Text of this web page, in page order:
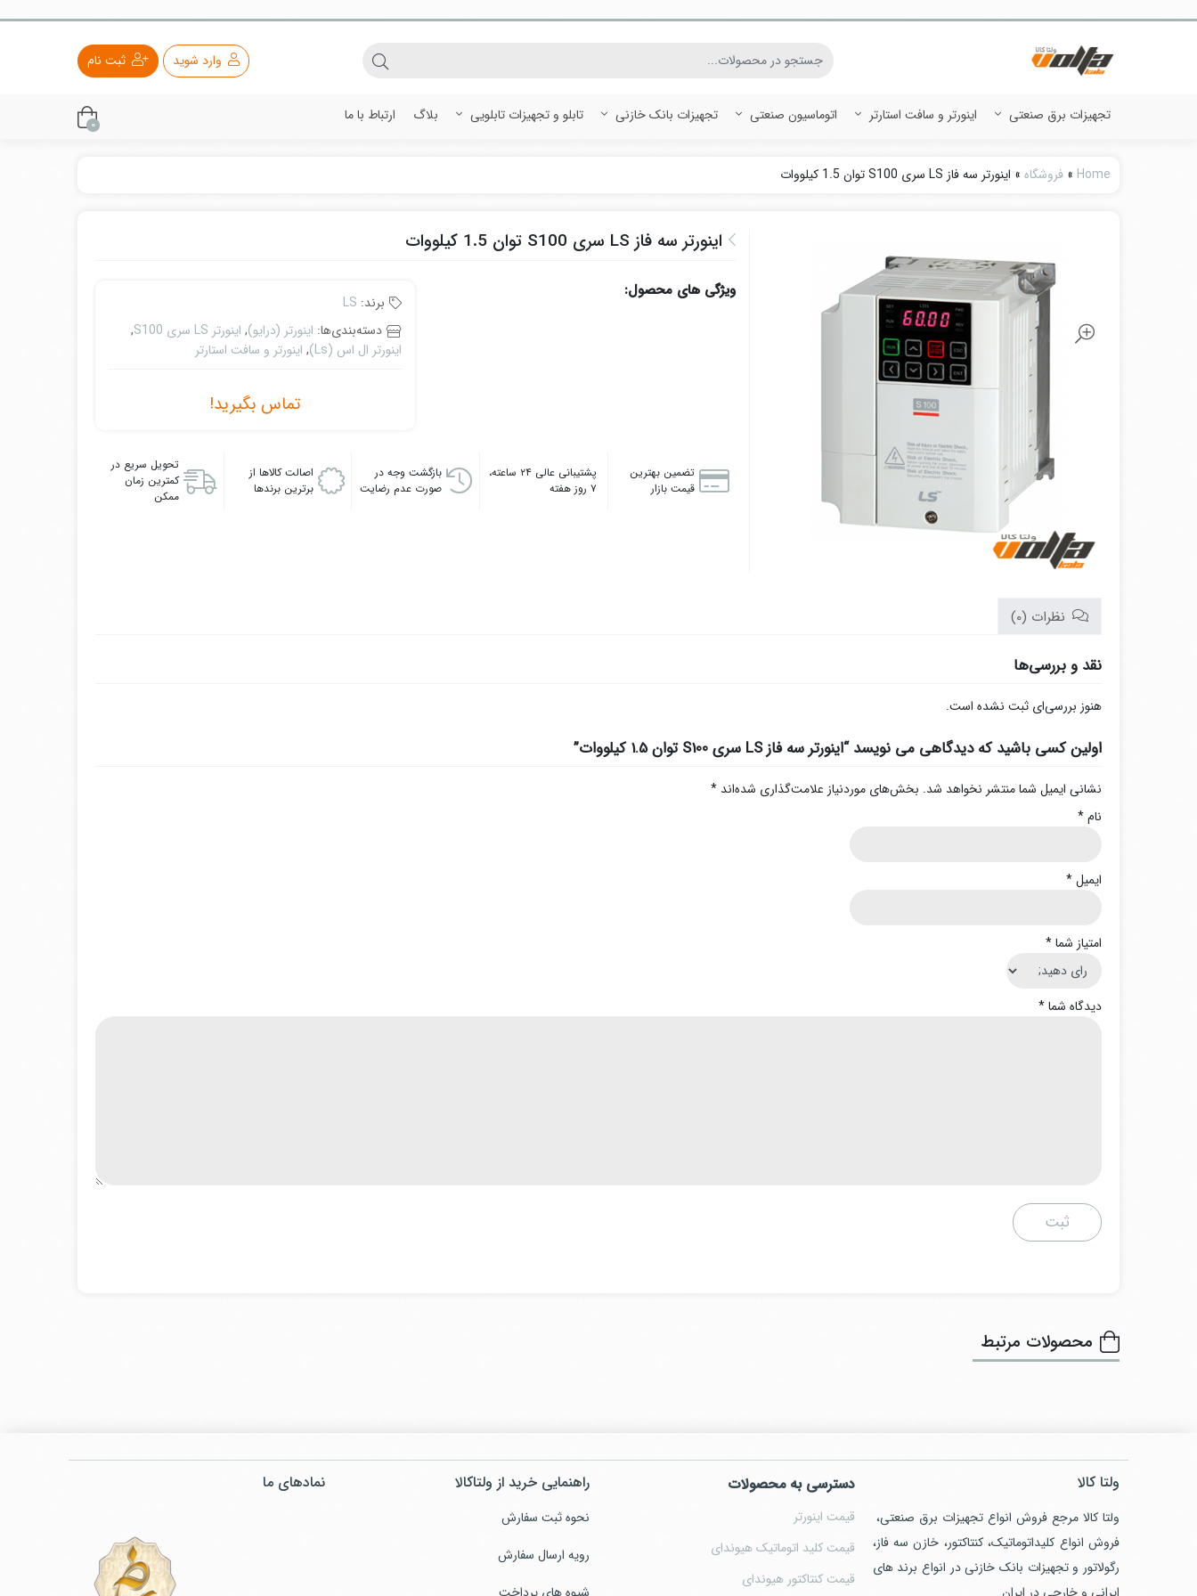
وارد شوید ثبت نام
تجهیزات برق صنعتی اینورتر و سافت استارتر اتوماسیون صنعتی تجهیزات بانک خازنی تابلو و تجهیزات تابلویی بلاگ ارتباط با ما 0
Home
» فروشگاه » اینورتر سه فاز LS سری S100 توان 1.5 کیلووات
اینورتر سه فاز LS سری S100 توان 1.5 کیلووات
ویژگی های محصول:
برند: LS
دسته‌بندی‌ها: اینورتر (درایو), اینورتر LS سری S100
,
اینورتر ال اس (Ls)
, اینورتر و سافت استارتر
تماس بگیرید!
تضمین بهترین
قیمت بازار
پشتیبانی عالی ۲۴ ساعته،
۷ روز هفته
بازگشت وجه در
صورت عدم رضایت
اصالت کالاها از
برترین برندها
تحویل سریع در
کمترین زمان
ممکن
نظرات (0)
نقد و بررسی‌ها
هنوز بررسی‌ای ثبت نشده است.
اولین کسی باشید که دیدگاهی می نویسد “اینورتر سه فاز LS سری S100 توان 1.5 کیلووات”
نشانی ایمیل شما منتشر نخواهد شد. بخش‌های موردنیاز علامت‌گذاری شده‌اند *
نام*
ایمیل*
امتیاز شما*
دیدگاه شما*
محصولات مرتبط
ولتا کالا
ولتا کالا مرجع فروش انواع تجهیزات برق صنعتی،
فروش انواع کلیداتوماتیک، کنتاکتور، خازن سه فاز،
رگولاتور و تجهیزات بانک خازنی در انواع برند های
دسترسی به محصولات
قیمت اینورتر
قیمت کلید اتوماتیک هیوندای
قیمت کنتاکتور هیوندای
راهنمایی خرید از ولتاکالا
نحوه ثبت سفارش
رویه ارسال سفارش
نمادهای ما